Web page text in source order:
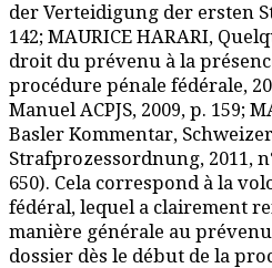
der Verteidigung der ersten
142; MAURICE HARARI,
droit du prévenu à la
procédure pénale fédérale,
Manuel ACPJS, 2009, p. 159;
Basler Kommentar,
Strafprozessordnung, 2011,
650). Cela correspond à la
fédéral, lequel a clairement
manière générale au
dossier dès le début de la